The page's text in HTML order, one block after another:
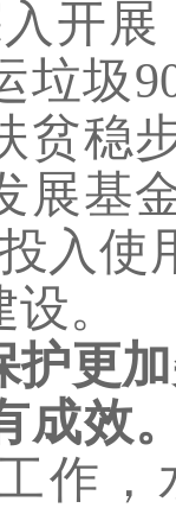
开
垃圾
贫稳
展基
入使
设。
护更
成效
作